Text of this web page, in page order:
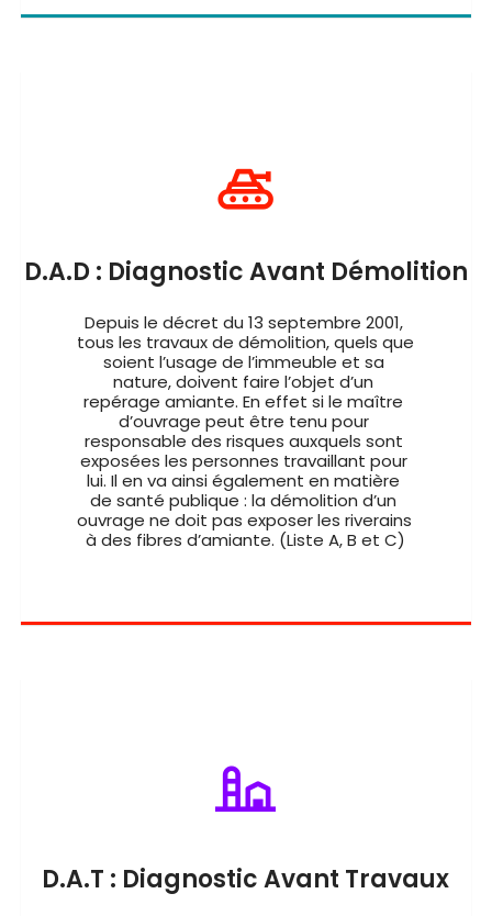
D.A.D : Diagnostic Avant Démolition
Depuis le décret du 13 septembre 2001,
tous les travaux de démolition, quels que
soient l’usage de l’immeuble et sa
nature, doivent faire l’objet d’un
repérage amiante. En effet si le maître
d’ouvrage peut être tenu pour
responsable des risques auxquels sont
exposées les personnes travaillant pour
lui. Il en va ainsi également en matière
de santé publique : la démolition d’un
ouvrage ne doit pas exposer les riverains
à des fibres d’amiante. (Liste A, B et C)
D.A.T : Diagnostic Avant Travaux